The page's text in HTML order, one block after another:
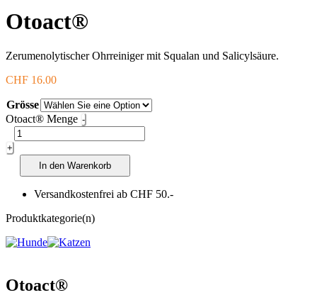
Otoact®
Zerumenolytischer Ohrreiniger mit Squalan und Salicylsäure.
CHF 16.00
Grösse
Otoact® Menge -
+
In den Warenkorb
Versandkostenfrei ab CHF 50.-
Produktkategorie(n)
Otoact®